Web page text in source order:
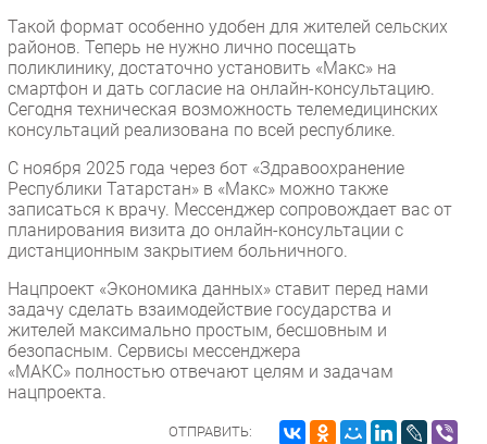
IT класс
Тестовый стенд
Каталог компаний
Такой формат особенно удобен для жителей сельских
районов. Теперь не нужно лично посещать
поликлинику, достаточно установить «Макс» на
смартфон и дать согласие на онлайн-консультацию.
Сегодня техническая возможность телемедицинских
консультаций реализована по всей республике.
С ноября 2025 года через бот «Здравоохранение
Республики Татарстан» в «Макс» можно также
записаться к врачу. Мессенджер сопровождает вас от
планирования визита до онлайн-консультации с
дистанционным закрытием больничного.
Нацпроект «Экономика данных» ставит перед нами
задачу сделать взаимодействие государства и
жителей максимально простым, бесшовным и
безопасным. Сервисы мессенджера
«МАКС» полностью отвечают целям и задачам
нацпроекта.
ОТПРАВИТЬ: